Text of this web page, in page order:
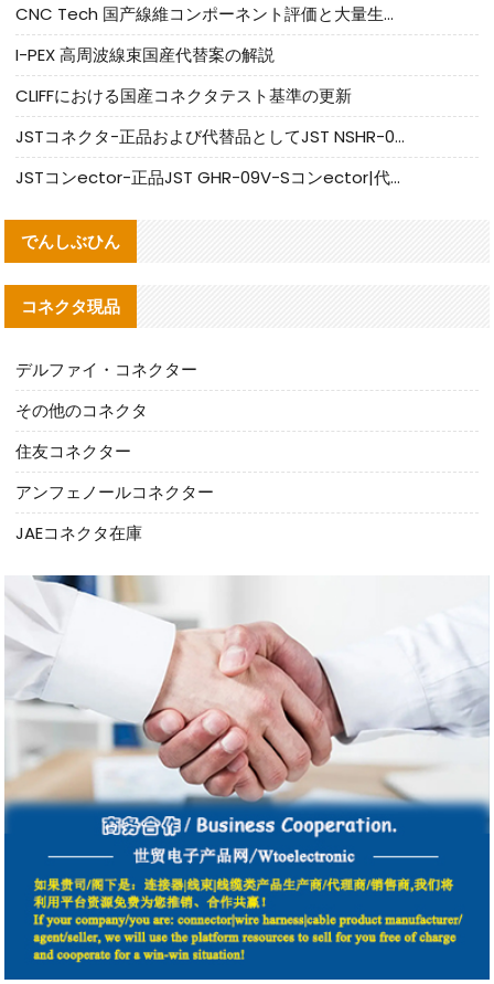
CNC Tech 国产線維コンポーネント評価と大量生産適合ガイド
I-PEX 高周波線束国産代替案の解説
CLIFFにおける国産コネクタテスト基準の更新
JSTコネクタ-正品および代替品としてJST NSHR-02V-Sコネクタを提供します
JSTコンector-正品JST GHR-09V-Sコンector|代替品提供
でんしぶひん
コネクタ現品
デルファイ・コネクター
その他のコネクタ
住友コネクター
アンフェノールコネクター
JAEコネクタ在庫